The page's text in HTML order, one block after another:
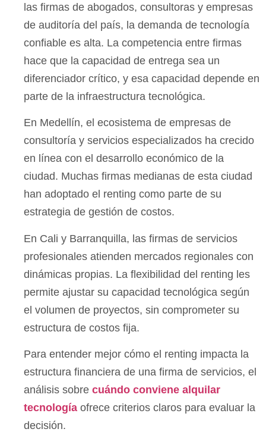
las firmas de abogados, consultoras y empresas
de auditoría del país, la demanda de tecnología
confiable es alta. La competencia entre firmas
hace que la capacidad de entrega sea un
diferenciador crítico, y esa capacidad depende en
parte de la infraestructura tecnológica.
En Medellín, el ecosistema de empresas de
consultoría y servicios especializados ha crecido
en línea con el desarrollo económico de la
ciudad. Muchas firmas medianas de esta ciudad
han adoptado el renting como parte de su
estrategia de gestión de costos.
En Cali y Barranquilla, las firmas de servicios
profesionales atienden mercados regionales con
dinámicas propias. La flexibilidad del renting les
permite ajustar su capacidad tecnológica según
el volumen de proyectos, sin comprometer su
estructura de costos fija.
Para entender mejor cómo el renting impacta la
estructura financiera de una firma de servicios, el
análisis sobre cuándo conviene alquilar
tecnología ofrece criterios claros para evaluar la
decisión.